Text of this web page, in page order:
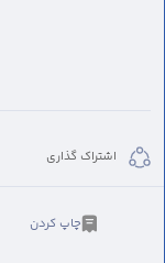
اشتراک گذاری
چاپ کردن